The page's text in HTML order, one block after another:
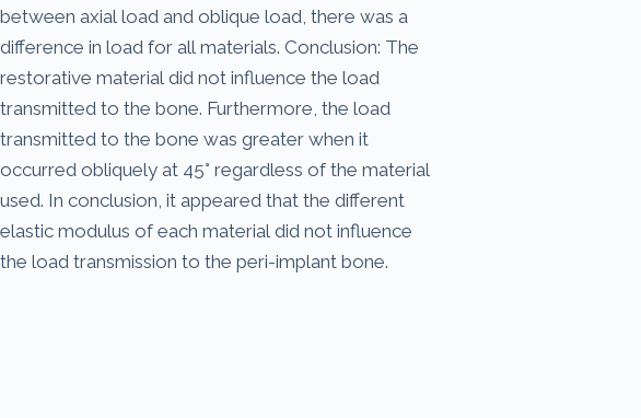
between axial load and oblique load, there was a
difference in load for all materials. Conclusion: The
restorative material did not influence the load
transmitted to the bone. Furthermore, the load
transmitted to the bone was greater when it
occurred obliquely at 45° regardless of the material
used. In conclusion, it appeared that the different
elastic modulus of each material did not influence
the load transmission to the peri-implant bone.